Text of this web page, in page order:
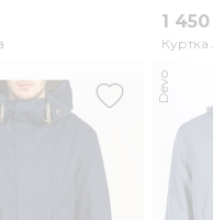
1
Devo